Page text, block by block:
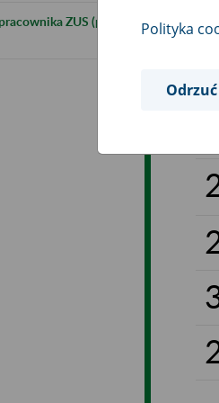
ZUS (pdf
Polityka